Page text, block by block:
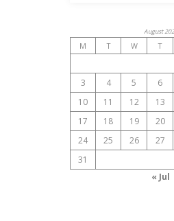
August
M T W T
3
4 5 6
10
11 12 13
17
18 19 20
24
25 26 27
31
« Jul